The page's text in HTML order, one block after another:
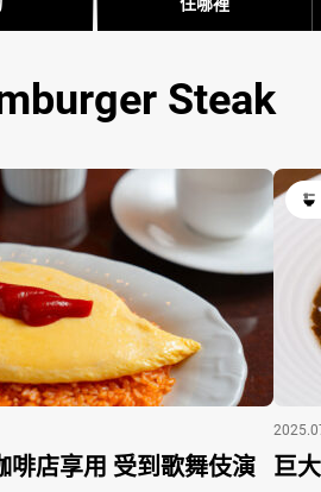
Steak
啡店享用 受到歌舞伎演
巨